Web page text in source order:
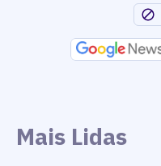
Mais Lidas